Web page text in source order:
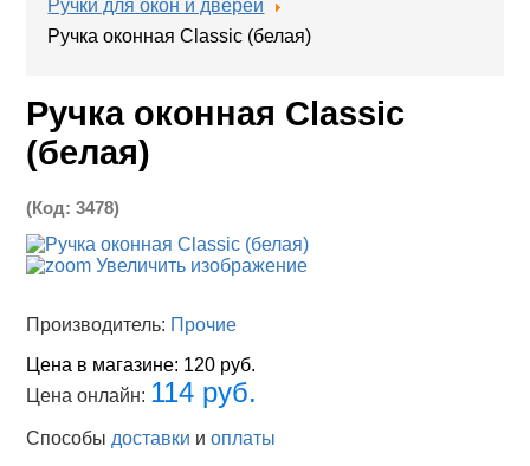
Ручки для окон и дверей
Ручка оконная Classic (белая)
Ручка оконная Classic
(белая)
(Код:3478)
Увеличить изображение
Производитель: Прочие
Цена в магазине: 120 руб.
Цена онлайн: 114 руб.
Способы доставки иоплаты